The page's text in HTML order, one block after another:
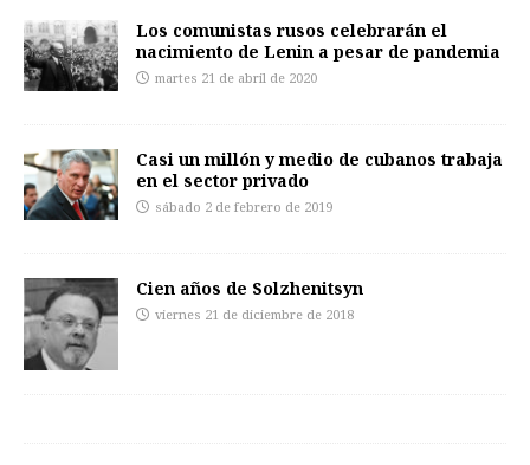
Los comunistas rusos celebrarán el
nacimiento de Lenin a pesar de pandemia
martes 21 de abril de 2020
Casi un millón y medio de cubanos trabaja
en el sector privado
sábado 2 de febrero de 2019
Cien años de Solzhenitsyn
viernes 21 de diciembre de 2018